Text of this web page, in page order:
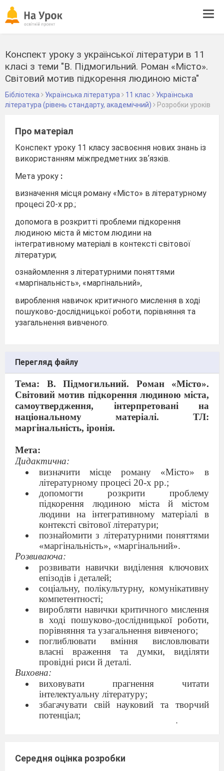
Конспект уроку з української літератури в 11
класі з теми "В. Підмогильний. Роман «Місто».
Світовий мотив підкорення людиною міста"
Бібліотека Українська література 11 клас
Українська
література (рівень стандарту, академічний)
Розробки уроків
Про матеріал
Конспект уроку 11 класу засвоєння нових знань із
використанням міжпредметних звʼязків.
Мета уроку :
визначення місця роману «Місто» в літературному
процесі 20-х рр.;
допомога в розкритті проблеми підкорення
людиною міста й містом людини на
інтегративному матеріалі в контексті світової
літератури;
ознайомлення з літературними поняттями
«маргінальність», «маргінальний»,
вироблення навичок критичного мислення в ході
пошуково-дослідницької роботи, порівняння та
узагальнення вивченого.
Перегляд файлу
Тема: В. Підмогильний. Роман «Місто».
Світовий мотив підкорення людиною міста,
самоутвердження, інтерпретовані на
національному матеріалі. ТЛ:
маргінальність, іронія.
Мета:
Дидактична:
визначитимісце роману «Місто» в
літературному процесі 20-х рр.;
допомогти розкрити проблему
підкорення людиною міста й містом
людини на інтегративному матеріалі в
контексті світової літератури;
познайомити з літературними поняттями
«маргінальність», «маргінальний».
Розвиваюча:
розвивати навички виділення ключових
епізодів і деталей;
соціальну, полікультурну, комунікативну
компетентності;
виробляти навички критичного мислення
в ході пошуково-дослідницької роботи,
порівняння та узагальнення вивченого;
поглиблювати вміннявисловлювати
власні враження та думки, виділяти
провідні риси й деталі.
Виховна:
виховувати прагнення читати
інтелектуальну літературу;
збагачувати свій науковий та творчий
потенціал;
виховувати прагнення стати успішними,
Тип уроку:
засвоєння нових знань із
Середня оцінка розробки